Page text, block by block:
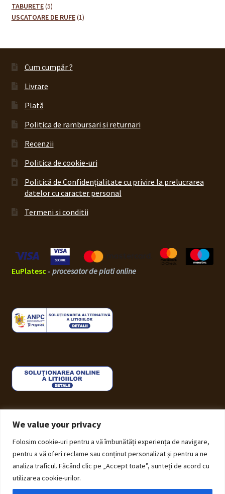
We value your privacy
Folosim cookie-uri pentru a vă îmbunătăți experiența de navigare,
pentru a vă oferi reclame sau conținut personalizat și pentru a ne
analiza traficul. Făcând clic pe „Accept toate”, sunteți de acord cu
utilizarea cookie-urilor.
TABURETE 55
produse
USCATOARE DE RUFE 11
Cum cumpăr ?
Livrare
Plată
Politica de rambursari si returnari
Recenzii
Politica de cookie-uri
Politică de Confidențialitate cu privire la prelucrarea
datelor cu caracter personal
Termeni si conditii
EuPlatesc - procesator de plati online
© ECHOS Furniture 2026
Politică de Confidențialitate cu privire la prelucrarea
datelor cu caracter personal
WooCommerce.